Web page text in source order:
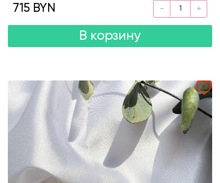
715 BYN
В корзину